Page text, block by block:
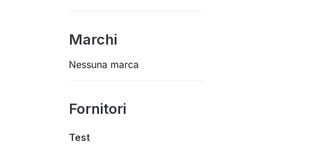
Marchi
Nessuna marca
Fornitori
Test